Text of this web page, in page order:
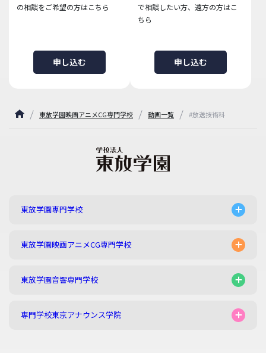
の相談をご希望の方はこちら
申し込む
で相談したい方、遠方の方はこ
ちら
申し込む
東放学園映画アニメCG専門学校 動画一覧 #放送技術科
東放学園専門学校
東放学園映画アニメCG専門学校
東放学園音響専門学校
専門学校東京アナウンス学院